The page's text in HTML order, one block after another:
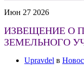
Июн 27 2026
ИЗВЕЩЕНИЕ О
ЗЕМЕЛЬНОГО
Upravdel в